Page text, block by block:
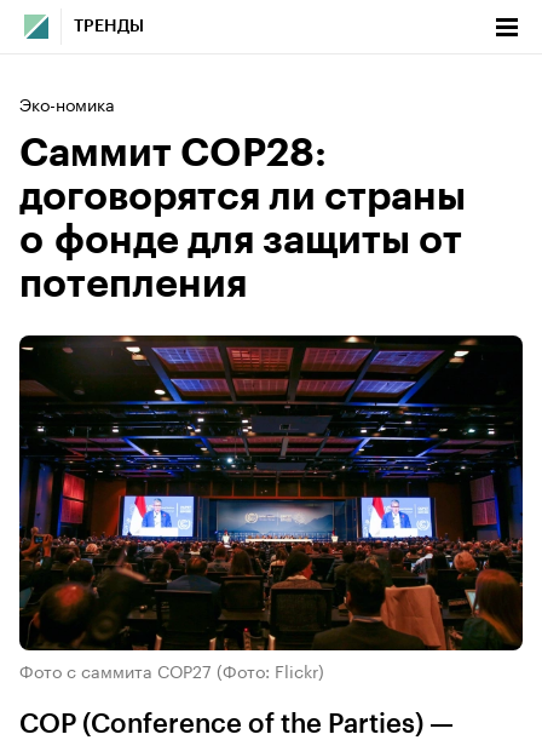
ТРЕНДЫ
Эко-номика
Саммит COP28:
договорятся ли страны
о фонде для защиты от
потепления
Фото с саммита СОР27 (Фото: Flickr)
COP (Conference of the Parties) —